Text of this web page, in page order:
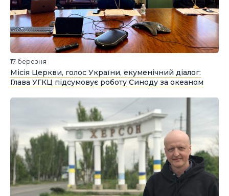
17 березня
Місія Церкви, голос України, екуменічний діалог:
Глава УГКЦ підсумовує роботу Синоду за океаном